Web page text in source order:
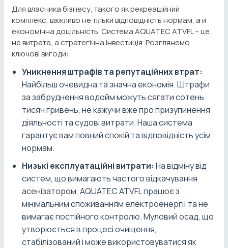
Для власника бізнесу, такого як рекреаційний
комплекс, важливо не тільки відповідність нормам, а й
економічна доцільність. Система AQUATEC ATVFL – це
не витрата, а стратегічна інвестиція. Розглянемо
ключові вигоди:
Уникнення штрафів та репутаційних втрат:
Найбільш очевидна та значна економія. Штрафи
за забруднення водойм можуть сягати сотень
тисяч гривень, не кажучи вже про призупинення
діяльності та судові витрати. Наша система
гарантує вам повний спокій та відповідність усім
нормам.
Низькі експлуатаційні витрати: На відміну від
систем, що вимагають частого відкачування
асенізатором, AQUATEC ATVFL працює з
мінімальним споживанням електроенергії та не
вимагає постійного контролю. Муловий осад, що
утворюється в процесі очищення,
стабілізований і може використовуватися як